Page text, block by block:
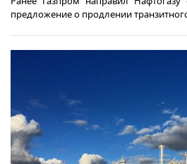
предложение о продлении